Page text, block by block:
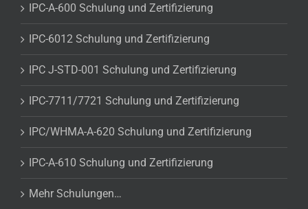
IPC-A-600 Schulung und Zertifizierung
IPC-6012 Schulung und Zertifizierung
IPC J-STD-001 Schulung und Zertifizierung
IPC-7711/7721 Schulung und Zertifizierung
IPC/WHMA-A-620 Schulung und Zertifizierung
IPC-A-610 Schulung und Zertifizierung
Mehr Schulungen…